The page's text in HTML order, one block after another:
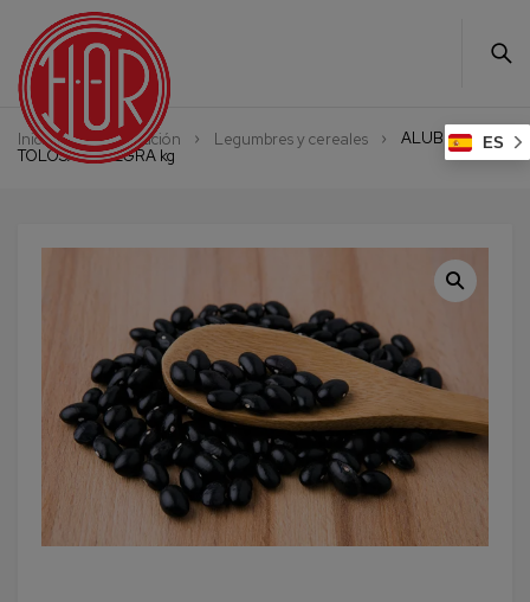
Inicio Alimentación Legumbres y cereales
ALUBIA
TOLOSANA NEGRA kg
ES